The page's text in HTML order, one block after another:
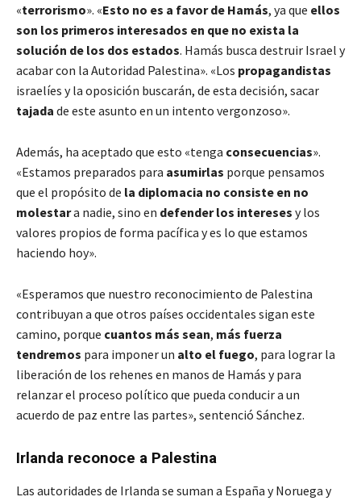
«terrorismo». «Esto no es a favor de Hamás, ya que ellos
son los primeros interesados en que no exista la
solución de los dos estados. Hamás busca destruir Israel y
acabar con la Autoridad Palestina». «Los propagandistas
israelíes y la oposición buscarán, de esta decisión, sacar
tajada de este asunto en un intento vergonzoso».
Además, ha aceptado que esto «tenga consecuencias».
«Estamos preparados para asumirlas porque pensamos
que el propósito de la diplomacia no consiste en no
molestara nadie, sino en defender los intereses y los
valores propios de forma pacífica y es lo que estamos
haciendo hoy».
«Esperamos que nuestro reconocimiento de Palestina
contribuyan a que otros países occidentales sigan este
camino, porque cuantos más sean, más fuerza
tendremos para imponer un alto el fuego, para lograr la
liberación de los rehenes en manos de Hamás y para
relanzar el proceso político que pueda conducir a un
acuerdo de paz entre las partes», sentenció Sánchez.
Irlanda reconoce a Palestina
Las autoridades de Irlanda se suman a España y Noruega y